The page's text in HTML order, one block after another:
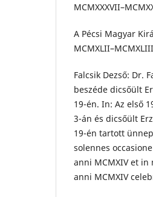
A Pécsi Magyar
Falcsik Dezső: Dr.
beszéde dicsőült
19-én. In: Az első
3-án és dicsőült
19-én tartott
solennes
anni MCMXIV et
anni MCMXIV